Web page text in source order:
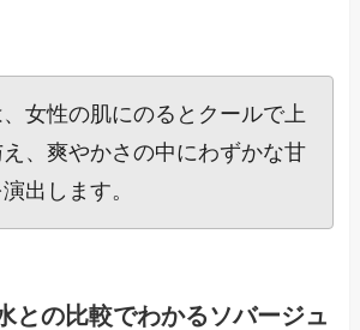
女性の肌にのるとクールで上
、爽やかさの中にわずかな甘
出します。
との比較でわかるソバージュ